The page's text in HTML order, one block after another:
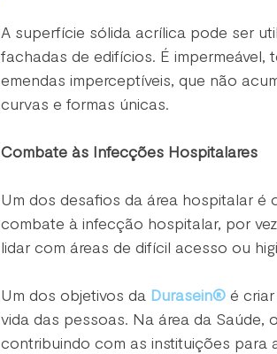
A superfície sólida acrílica pode ser
fachadas de edifícios. É
emendas imperceptíveis, que não
curvas e formas únicas.
Combate às Infecções Hospitalares
Um dos desafios da área hospitalar
combate à infecção hospitalar, por
lidar com áreas de difícil acesso ou
Um dos objetivos da Durasein® é
vida das pessoas. Na área da
contribuindo com as instituições para